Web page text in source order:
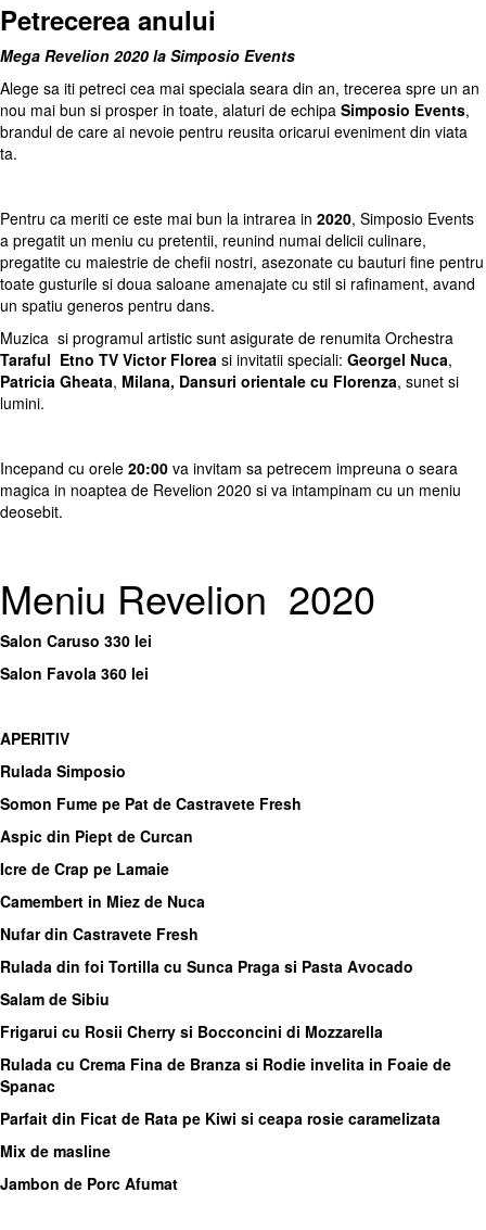
Petrecerea anului
Mega Revelion 2020 la Simposio Events
Alege sa iti petreci cea mai speciala seara din an, trecerea spre un an
nou mai bun si prosper in toate, alaturi de echipa Simposio Events,
brandul de care ai nevoie pentru reusita oricarui eveniment din viata
ta.
Pentru ca meriti ce este mai bun la intrarea in 2020, Simposio Events
a pregatit un meniu cu pretentii, reunind numai delicii culinare,
pregatite cu maiestrie de chefii nostri, asezonate cu bauturi fine pentru
toate gusturile si doua saloane amenajate cu stil si rafinament, avand
un spatiu generos pentru dans.
Muzica si programul artistic sunt asigurate de renumita Orchestra
Taraful Etno TV Victor Florea si invitatii speciali: Georgel Nuca,
Patricia Gheata, Milana, Dansuri orientale cu Florenza, sunet si
lumini.
Incepand cu orele 20:00 va invitam sa petrecem impreuna o seara
magica in noaptea de Revelion 2020 si va intampinam cu un meniu
deosebit.
Meniu Revelion 2020
Salon Caruso 330 lei
Salon Favola 360 lei
APERITIV
Rulada Simposio
Somon Fume pe Pat de Castravete Fresh
Aspic din Piept de Curcan
Icre de Crap pe Lamaie
Camembert in Miez de Nuca
Nufar din Castravete Fresh
Rulada din foi Tortilla cu Sunca Praga si Pasta Avocado
Salam de Sibiu
Frigarui cu Rosii Cherry si Bocconcini di Mozzarella
Rulada cu Crema Fina de Branza si Rodie invelita in Foaie de
Spanac
Parfait din Ficat de Rata pe Kiwi si ceapa rosie caramelizata
Mix de masline
Jambon de Porc Afumat